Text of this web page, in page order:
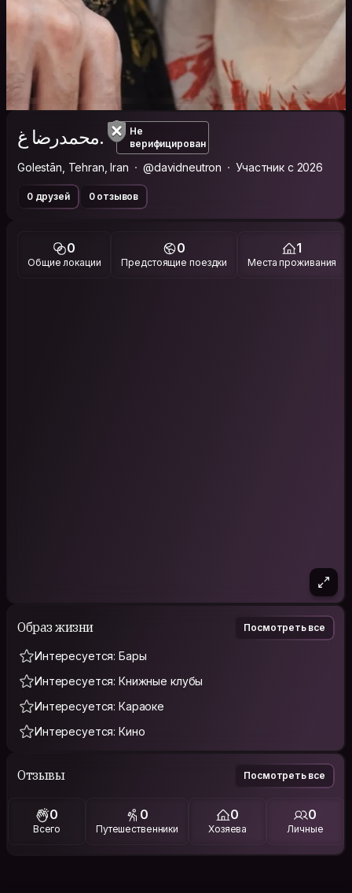
محمدرضا غ.
Не
верифицирован
Golestān, Tehran, Iran @davidneutron Участник с 2026
0 друзей 0 отзывов
0
Общие локации
0
Предстоящие поездки
1
Места проживания
Образ жизни Посмотреть все
Интересуется: Бары
Интересуется: Книжные клубы
Интересуется: Караоке
Интересуется: Кино
Отзывы Посмотреть все
0
Всего
0
Путешественники
0
Хозяева
0
Личные